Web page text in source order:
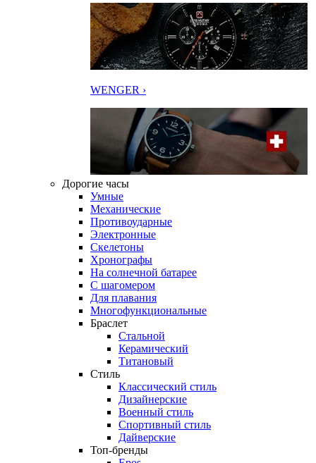
WENGER ›
Дорогие часы
Умные
Механические
Противоударные
Электронные
Скелетоны
Хронографы
На солнечной батарее
С шагомером
Для плавания
Многофункциональные
Браслет
Стальной
Керамический
Титановый
Стиль
Классический стиль
Дизайнерские
Военный стиль
Спортивный стиль
Дайверские
Топ-бренды